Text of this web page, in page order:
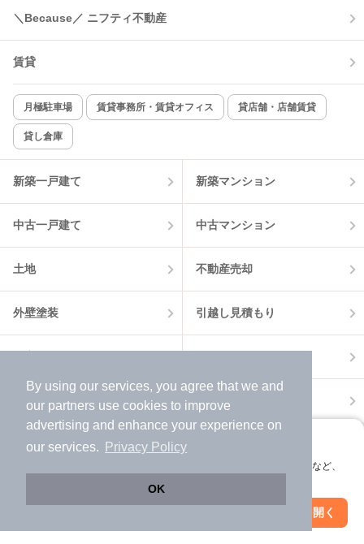
By using our services, you agree that we and
our partners use cookies to improve
advertising and enhance your experience on
our services.
Privacy Policy
OK
アプリに切り替えて、サクサクお部屋探し
会員登録なしですぐ使える。マップ検索やお気に入り保存など、
アプリを開く
絞り込み条件を変更
コンロ2口以上
新着のみ インターネット無料
該当件数:
物件一覧に反映
＼Because／ ニフティ不動産
賃貸
月極駐車場 賃貸事務所・賃貸オフィス 貸店舗・店舗賃貸
貸し倉庫
新築一戸建て 新築マンション
中古一戸建て 中古マンション
土地 不動産売却
外壁塗装 引越し見積もり
不動産会社情報 マンション情報